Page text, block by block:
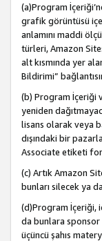
(a)Program
grafik görüntüsü
anlamını maddi
türleri, Amazon
alt kısmında yer
Bildirimi”
(b) Program İçeriği
yeniden
lisans olarak veya
dışındaki bir
Associate etiketi
(c) Artık Amazon
bunları silecek ya
(d)Program İçeriği,
da bunlara sponsor
üçüncü şahıs